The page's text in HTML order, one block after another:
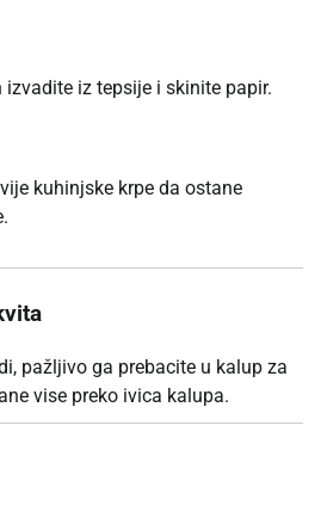
iz tepsije i skinite papir.
kuhinjske krpe da ostane
pažljivo ga prebacite u kalup za
vise preko ivica kalupa.